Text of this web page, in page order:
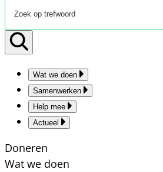
Wat we doen
Samenwerken
Help mee
Actueel
Doneren
Wat we doen